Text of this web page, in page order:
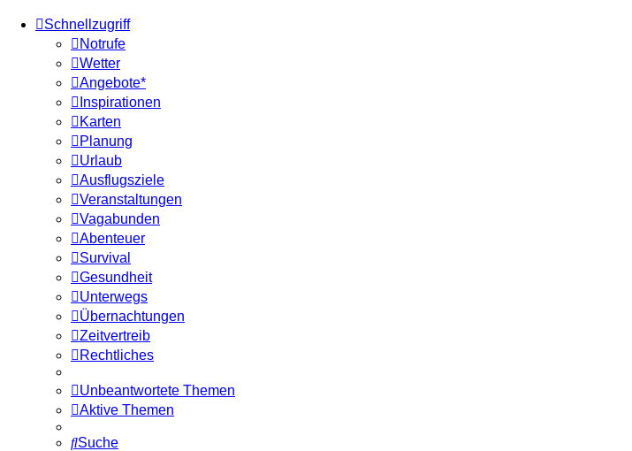
Schnellzugriff
Notrufe
Wetter
Angebote*
Inspirationen
Karten
Planung
Urlaub
Ausflugsziele
Veranstaltungen
Vagabunden
Abenteuer
Survival
Gesundheit
Unterwegs
Übernachtungen
Zeitvertreib
Rechtliches
Unbeantwortete Themen
Aktive Themen
Suche